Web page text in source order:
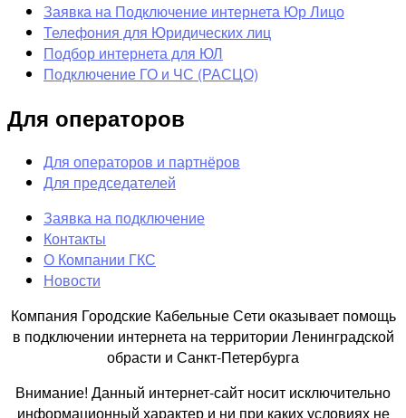
Заявка на Подключение интернета Юр Лицо
Телефония для Юридических лиц
Подбор интернета для ЮЛ
Подключение ГО и ЧС (РАСЦО)
Для операторов
Для операторов и партнёров
Для председателей
Заявка на подключение
Контакты
О Компании ГКС
Новости
Компания Городские Кабельные Сети оказывает помощь
в подключении интернета на территории Ленинградской
обрасти и Санкт-Петербурга
Внимание! Данный интернет-сайт носит исключительно
информационный характер и ни при каких условиях не